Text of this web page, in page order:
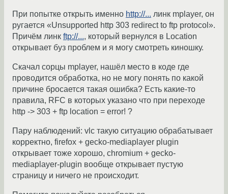
При попытке открыть именно http://... линк mplayer, он
ругается «Unsupported http 303 redirect to ftp protocol».
Причём линк ftp://..., который вернулся в Location
открывает буз проблем и я могу смотреть киношку.
Скачал сорцы mplayer, нашёл место в коде где
проводится обработка, но не могу понять по какой
причине бросается такая ошибка? Есть какие-то
правила, RFC в которых указано что при переходе
http -> 303 + ftp location = error! ?
Пару наблюдений: vlc такую ситуацию обрабатывает
корректно, firefox + gecko-mediaplayer plugin
открывает тоже хорошо, chromium + gecko-
mediaplayer-plugin вообще открывает пустую
страницу и ничего не происходит.